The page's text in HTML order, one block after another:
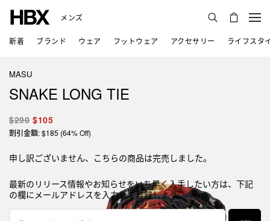
メンズ
新着 ブランド ウェア フットウェア アクセサリー ライフスタ
MASU
SNAKE LONG TIE
$290 $105
割引金額: $185 (64% Off)
申し訳ございません、こちらの商品は完売しました。
最新のリリース情報やお知らせをいち早く入手したい方は、下記
の欄にメールアドレスを入力して登録しよう。